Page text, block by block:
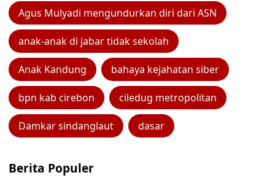
Agus Mulyadi mengundurkan diri dari ASN
anak-anak di jabar tidak sekolah
Anak Kandung bahaya kejahatan siber
bpn kab cirebon ciledug metropolitan
Damkar sindanglaut dasar
Berita Populer